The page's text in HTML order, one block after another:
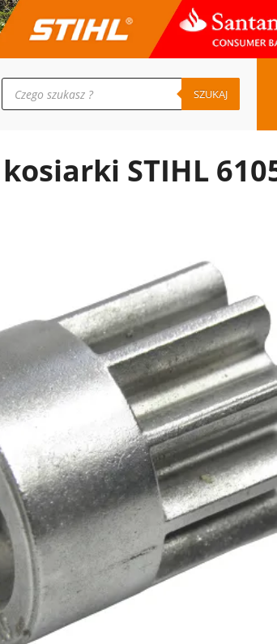
Wyszukiwarka
produktów SZUKAJ
STIHL